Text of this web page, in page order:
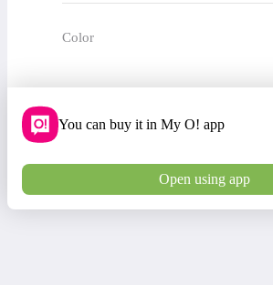
Color
You can buy it in My O! app
Open using app